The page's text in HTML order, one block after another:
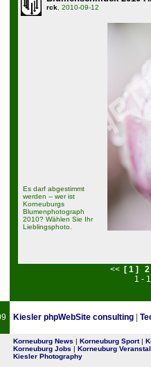
rck, 2010-09-12
Es darf abgestimmt
werden -- wer ist
Korneuburgs
Blumenphotograph
2010? Wählen Sie Ihr
Lieblingsphoto.
<< [ 1 ]
2
1 -
Kiesler phpWebSite consulting
Korneuburg News | Korneuburg Sport|
Korneuburg Jobs | Korneuburg
Kiesler Photography